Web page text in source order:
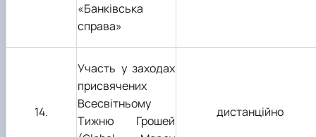
«Банківська
справа»
14.
Участь у заходах
присвячених
Всесвітньому
Тижню Грошей
дистанційно